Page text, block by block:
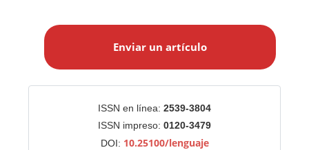
a
Enviar un artículo
ISSN en línea: 2539-3804
ISSN impreso: 0120-3479
DOI: 10.25100/lenguaje